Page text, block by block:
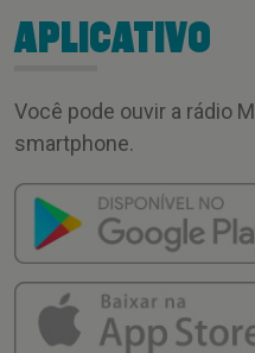
APLICATIVO
Você pode ouvir a rádio
smartphone.